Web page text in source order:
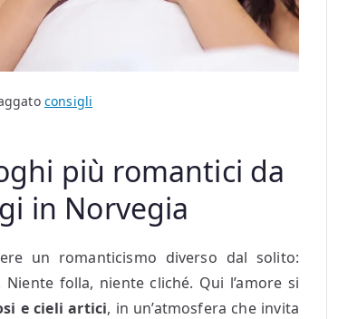
consigli
più romantici da
in Norvegia
un romanticismo diverso dal solito:
Niente folla, niente cliché. Qui l’amore si
e cieli artici, in un’atmosfera che invita